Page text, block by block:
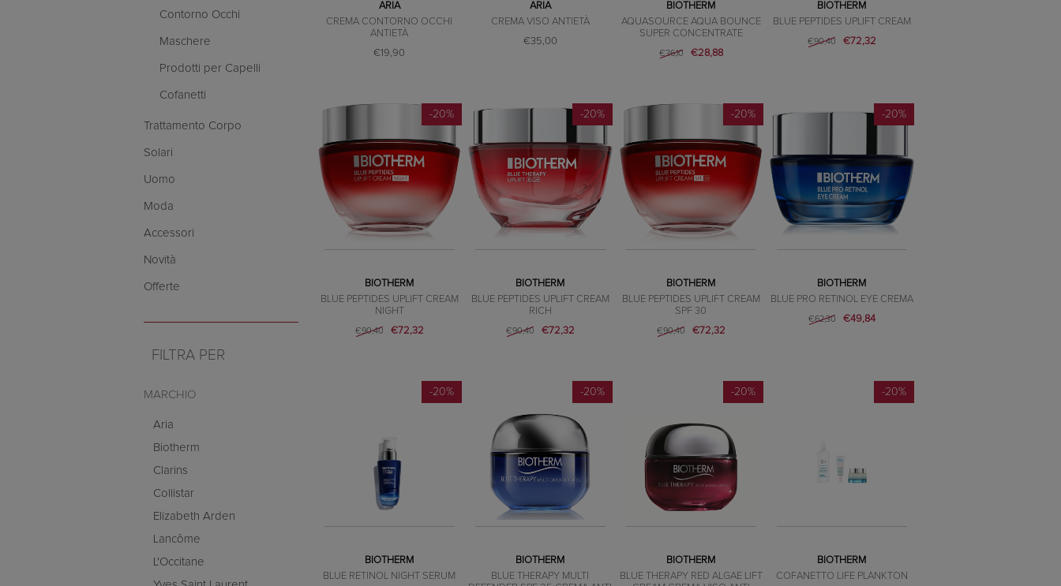
Contorno Occhi
Maschere
Prodotti per Capelli
Cofanetti
Trattamento Corpo
Solari
Uomo
Moda
Accessori
Novità
Offerte
FILTRA PER
MARCHIO
Aria
Biotherm
Clarins
Collistar
Elizabeth Arden
Lancôme
L'Occitane
ARIA
CREMA CONTORNO OCCHI
ANTIETÀ
€19,90
ARIA
CREMA VISO ANTIETÀ
€35,00
BIOTHERM
AQUASOURCE AQUA BOUNCE
SUPER CONCENTRATE
€36,10 €28,88
BIOTHERM
BLUE PEPTIDES UPLIFT CREAM
€90,40 €72,32
-20%
BIOTHERM
BLUE PEPTIDES UPLIFT CREAM
NIGHT
€90,40 €72,32
-20%
BIOTHERM
BLUE PEPTIDES UPLIFT CREAM
RICH
€90,40 €72,32
-20%
BIOTHERM
BLUE PEPTIDES UPLIFT CREAM
SPF 30
€90,40 €72,32
-20%
BIOTHERM
BLUE PRO RETINOL EYE CREMA
€62,30 €49,84
-20%
BIOTHERM
BLUE RETINOL NIGHT SERUM
-20%
BIOTHERM
BLUE THERAPY MULTI
-20%
BIOTHERM
BLUE THERAPY RED ALGAE LIFT
-20%
BIOTHERM
COFANETTO LIFE PLANKTON